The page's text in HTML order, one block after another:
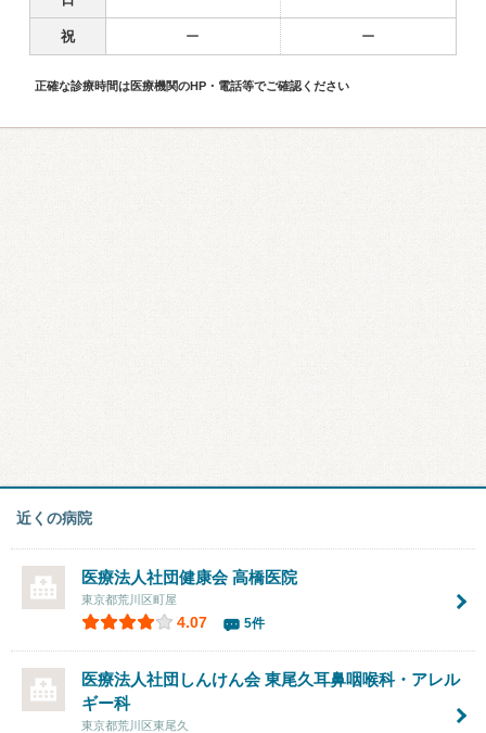
祝 ー ー
正確な診療時間は医療機関のHP・電話等でご確認ください
近くの病院
医療法人社団健康会高橋医院
東京都荒川区町屋
4.07 5件
医療法人社団しんけん会東尾久耳鼻咽喉科・アレル
ギー科
東京都荒川区東尾久